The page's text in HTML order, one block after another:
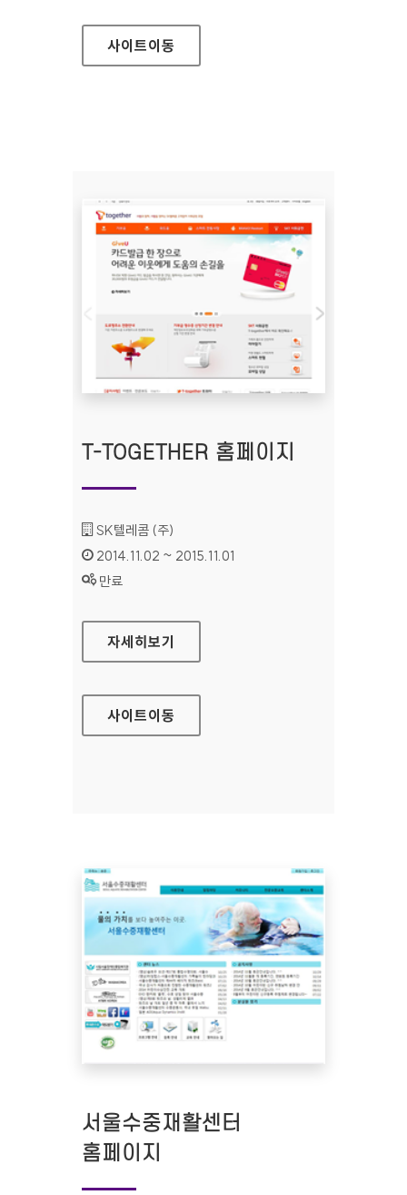
사이트이동
T-TOGETHER 홈페이지
기관명 :
SK텔레콤 (주)
인증기간 :
2014.11.02 ~ 2015.11.01
상태 :
만료
T-TOGETHER 홈페이지
자세히보기
사이트이동
서울수중재활센터
홈페이지